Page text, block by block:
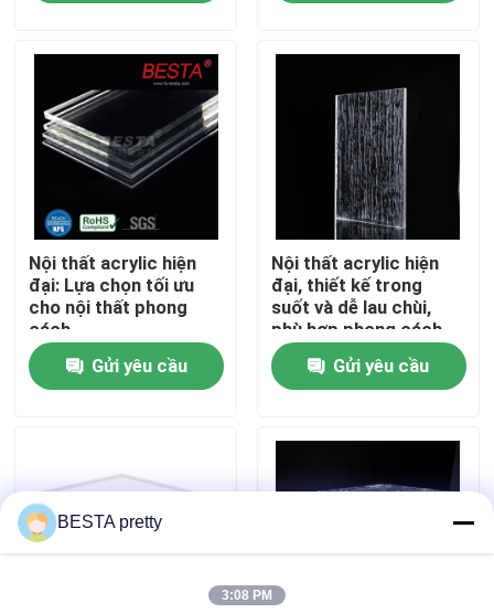
video
Về chúng tôi
Chuyến tham quan nhà máy
Kiểm soát chất lượng
Liên hệ với chúng tôi
Các vụ án
Nội thất acrylic hiện
đại: Lựa chọn tối ưu
cho nội thất phong
cách
Gửi yêu cầu
Nội thất acrylic hiện
đại, thiết kế trong
suốt và dễ lau chùi,
phù hợp phong cách
hiện đại
Gửi yêu cầu
BESTA pretty
3:08 PM